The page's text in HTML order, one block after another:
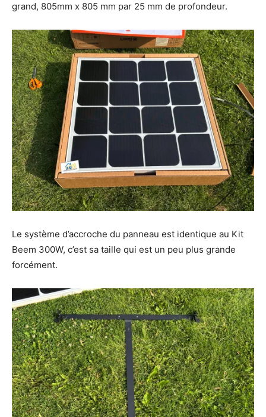
grand, 805mm x 805 mm par 25 mm de profondeur.
Le système d’accroche du panneau est identique au Kit
Beem 300W, c’est sa taille qui est un peu plus grande
forcément.